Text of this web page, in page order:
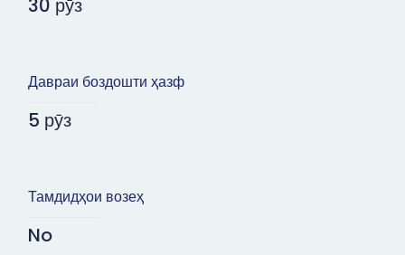
30 рӯз
Давраи боздошти ҳазф
5 рӯз
Тамдидҳои возеҳ
No